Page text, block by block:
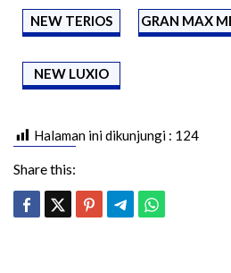
NEW TERIOS GRAN MAX
NEW LUXIO
Halaman ini dikunjungi : 124
Share this: